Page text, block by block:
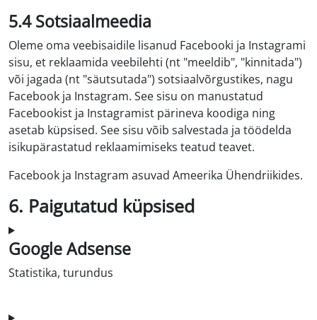
5.4 Sotsiaalmeedia
Oleme oma veebisaidile lisanud Facebooki ja Instagrami
sisu, et reklaamida veebilehti (nt "meeldib", "kinnitada")
või jagada (nt "säutsutada") sotsiaalvõrgustikes, nagu
Facebook ja Instagram. See sisu on manustatud
Facebookist ja Instagramist pärineva koodiga ning
asetab küpsised. See sisu võib salvestada ja töödelda
isikupärastatud reklaamimiseks teatud teavet.
Facebook ja Instagram asuvad Ameerika Ühendriikides.
6. Paigutatud küpsised
Google Adsense
Statistika, turundus
Nõusolek google-adsense'i teenindamiseks